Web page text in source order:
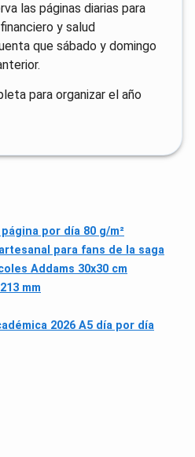
las páginas diarias para
y salud
que sábado y domingo
para organizar el año
por día 80 g/m²
para fans de la saga
Addams 30x30 cm
mm
2026 A5 día por día